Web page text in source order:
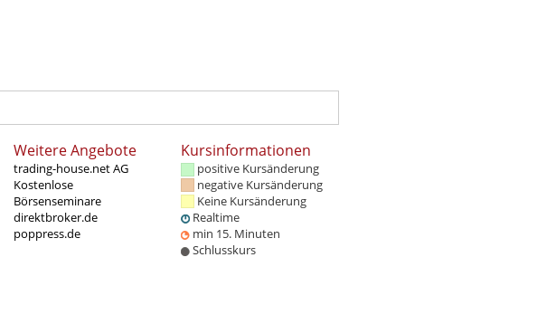
Weitere Angebote
trading-house.net AG
Kostenlose
Börsenseminare
direktbroker.de
poppress.de
Kursinformationen
positive Kursänderung
negative Kursänderung
Keine Kursänderung
Realtime
min 15. Minuten
Schlusskurs